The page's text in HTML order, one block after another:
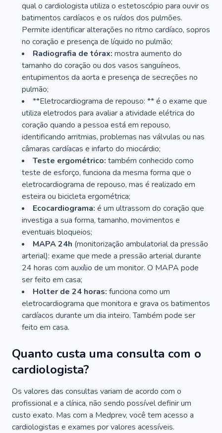
qual o cardiologista utiliza o estetoscópio para ouvir os
batimentos cardíacos e os ruídos dos pulmões.
Permite identificar alterações no ritmo cardíaco, sopros
no coração e presença de líquido no pulmão;
Radiografia de tórax: mostra aumento do
tamanho do coração ou dos vasos sanguíneos,
entupimentos da aorta e presença de secreções no
pulmão;
**Eletrocardiograma de repouso: ** é o exame que
utiliza eletrodos para avaliar a atividade elétrica do
coração quando a pessoa está em repouso,
identificando arritmias, problemas nas válvulas ou nas
câmaras cardíacas e infarto do miocárdio;
Teste ergométrico: também conhecido como
teste de esforço, funciona da mesma forma que o
eletrocardiograma de repouso, mas é realizado em
esteira ou bicicleta ergométrica;
Ecocardiograma: é um ultrassom do coração que
investiga a sua forma, tamanho, movimentos e
eventuais bloqueios;
MAPA 24h (monitorização ambulatorial da pressão
arterial): exame que mede a pressão arterial durante
24 horas com auxílio de um monitor. O MAPA pode
ser feito em casa;
Holter de 24 horas: funciona como um
eletrocardiograma que monitora e grava os batimentos
cardíacos durante um dia inteiro. Também pode ser
feito em casa.
Quanto custa uma consulta com o
cardiologista?
Os valores das consultas variam de acordo com o
profissional e a clínica, não sendo possível definir um
custo exato. Mas com a Medprev, você tem acesso a
cardiologistas e exames por valores acessíveis.